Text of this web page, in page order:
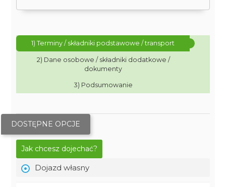
1) Terminy / składniki podstawowe / transport
2) Dane osobowe / składniki dodatkowe /
dokumenty
3) Podsumowanie
DOSTĘPNE OPCJE
Jak chcesz dojechać?
Dojazd własny